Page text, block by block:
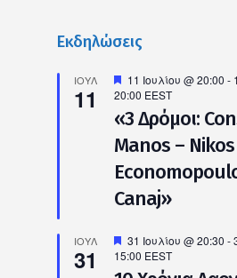
Εκδηλώσεις
ΙΟΎΛ
11
Προτεινόμενο
11 Ιουλίου @ 20:00 -
20:00 EEST
«3 Δρόμοι:
Manos – Nikos
Canaj»
ΙΟΎΛ
31
Προτεινόμενο
31 Ιουλίου @ 20:30 -
15:00 EEST